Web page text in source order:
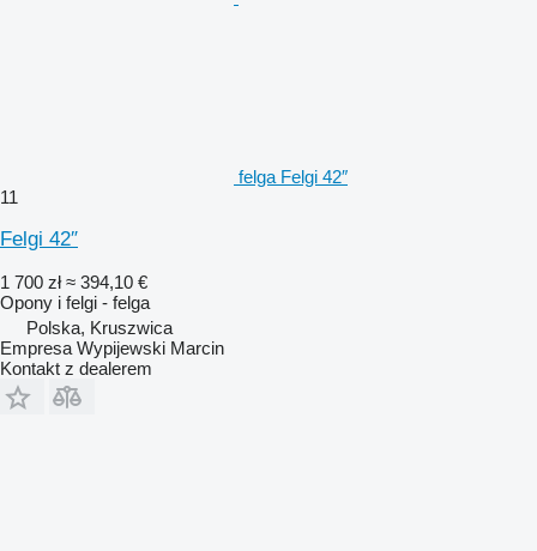
felga Felgi 42″
11
Felgi 42″
1 700 zł ≈ 394,10 €
Opony i felgi - felga
Polska, Kruszwica
Empresa Wypijewski Marcin
Kontakt z dealerem